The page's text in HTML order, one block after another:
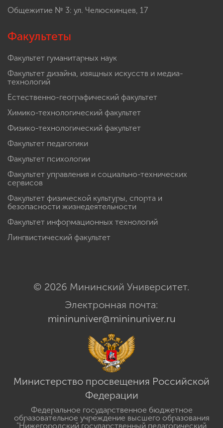
Общежитие № 3: ул. Челюскинцев, 17
Факультеты
Факультет гуманитарных наук
Факультет дизайна, изящных искусств и медиа-
технологий
Естественно-географический факультет
Химико-технологический факультет
Физико-технологический факультет
Факультет педагогики
Факультет психологии
Факультет управления и социально-технических
сервисов
Факультет физической культуры, спорта и
безопасности жизнедеятельности
Факультет информационных технологий
Лингвистический факультет
© 2026 Мининский Университет.
Электронная почта:
mininuniver@mininuniver.ru
Министерство просвещения Российской
Федерации
Федеральное государственное бюджетное
образовательное учреждение высшего образования
"Нижегородский государственный педагогический